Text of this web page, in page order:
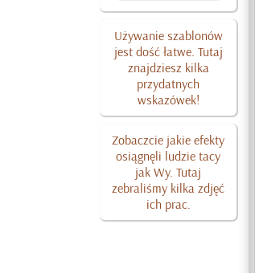
Używanie szablonów
jest dość łatwe. Tutaj
znajdziesz kilka
przydatnych
wskazówek!
Zobaczcie jakie efekty
osiągnęli ludzie tacy
jak Wy. Tutaj
zebraliśmy kilka zdjęć
ich prac.